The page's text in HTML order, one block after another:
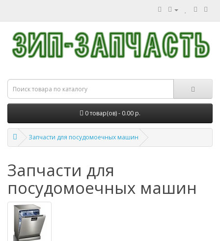
0 товар(ов) - 0.00 р.
Запчасти для посудомоечных машин
Запчасти для
посудомоечных машин